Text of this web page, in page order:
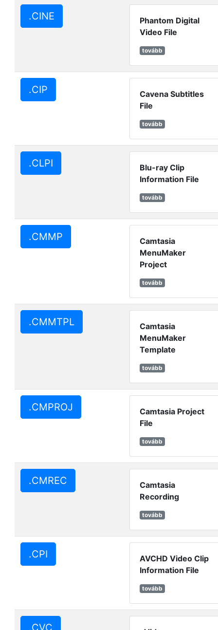
.CINE
Phantom Digital
Video File
tovább
.CIP
Cavena Subtitles
File
tovább
.CLPI
Blu-ray Clip
Information File
tovább
.CMMP
Camtasia
MenuMaker
Project
tovább
.CMMTPL
Camtasia
MenuMaker
Template
tovább
.CMPROJ
Camtasia Project
File
tovább
.CMREC
Camtasia
Recording
tovább
.CPI
AVCHD Video Clip
Information File
tovább
.CVC